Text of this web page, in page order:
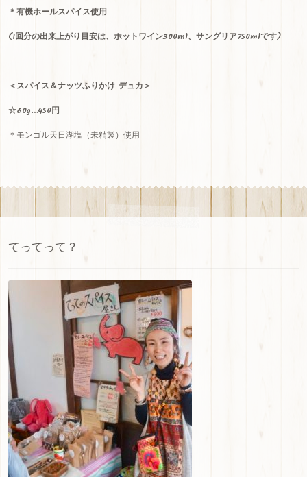
＊有機ホールスパイス使用
(1回分の出来上がり目安は、ホットワイン300ml、サングリア750mlです)
＜スパイス＆ナッツふりかけ デュカ＞
☆60g…450円
＊モンゴル天日湖塩（未精製）使用
てってって？